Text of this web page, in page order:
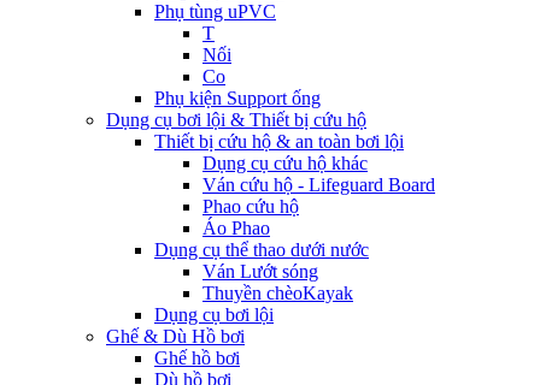
Phụ tùng uPVC
T
Nối
Co
Phụ kiện Support ống
Dụng cụ bơi lội & Thiết bị cứu hộ
Thiết bị cứu hộ & an toàn bơi lội
Dụng cụ cứu hộ khác
Ván cứu hộ - Lifeguard Board
Phao cứu hộ
Áo Phao
Dụng cụ thể thao dưới nước
Ván Lướt sóng
Thuyền chèoKayak
Dụng cụ bơi lội
Ghế & Dù Hồ bơi
Ghế hồ bơi
Dù hồ bơi